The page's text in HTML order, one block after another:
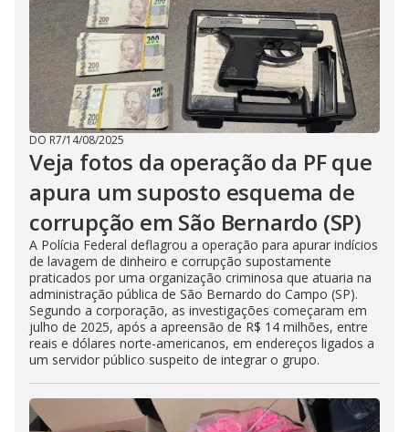
DO R7/14/08/2025
Veja fotos da operação da PF que
apura um suposto esquema de
corrupção em São Bernardo (SP)
A Polícia Federal deflagrou a operação para apurar indícios
de lavagem de dinheiro e corrupção supostamente
praticados por uma organização criminosa que atuaria na
administração pública de São Bernardo do Campo (SP).
Segundo a corporação, as investigações começaram em
julho de 2025, após a apreensão de R$ 14 milhões, entre
reais e dólares norte-americanos, em endereços ligados a
um servidor público suspeito de integrar o grupo.